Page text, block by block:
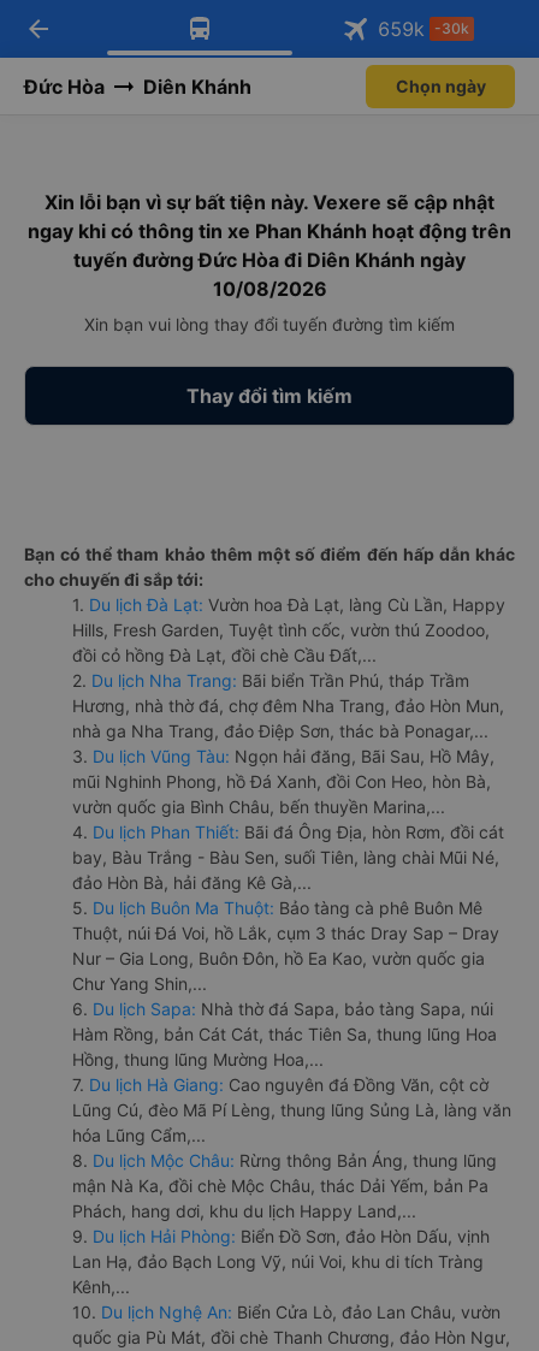
Tải app Vexere ngay!
Nhận ưu đãi thành viên độc
Mở app
Tải app Vexere
-30k/ghế khi đặt vé máy bay qua
Mở app
arrow_back 659k -30k
Đức Hòa Diên Khánh Chọn ngày
Xin lỗi bạn vì sự bất tiện này. Vexere sẽ cập nhật
ngay khi có thông tin xe Phan Khánh hoạt động trên
tuyến đường Đức Hòa đi Diên Khánh ngày
10/08/2026
Xin bạn vui lòng thay đổi tuyến đường tìm kiếm
Thay đổi tìm kiếm
Bạn có thể tham khảo thêm một số điểm đến hấp dẫn khác
cho chuyến đi sắp tới:
1. Du lịch Đà Lạt: Vườn hoa Đà Lạt, làng Cù Lần, Happy
Hills, Fresh Garden, Tuyệt tình cốc, vườn thú Zoodoo,
đồi cỏ hồng Đà Lạt, đồi chè Cầu Đất,...
2. Du lịch Nha Trang: Bãi biển Trần Phú, tháp Trầm
Hương, nhà thờ đá, chợ đêm Nha Trang, đảo Hòn Mun,
nhà ga Nha Trang, đảo Điệp Sơn, thác bà Ponagar,...
3. Du lịch Vũng Tàu: Ngọn hải đăng, Bãi Sau, Hồ Mây,
mũi Nghinh Phong, hồ Đá Xanh, đồi Con Heo, hòn Bà,
vườn quốc gia Bình Châu, bến thuyền Marina,...
4. Du lịch Phan Thiết: Bãi đá Ông Địa, hòn Rơm, đồi cát
bay, Bàu Trắng - Bàu Sen, suối Tiên, làng chài Mũi Né,
đảo Hòn Bà, hải đăng Kê Gà,...
5. Du lịch Buôn Ma Thuột: Bảo tàng cà phê Buôn Mê
Thuột, núi Đá Voi, hồ Lắk, cụm 3 thác Dray Sap – Dray
Nur – Gia Long, Buôn Đôn, hồ Ea Kao, vườn quốc gia
Chư Yang Shin,...
6. Du lịch Sapa: Nhà thờ đá Sapa, bảo tàng Sapa, núi
Hàm Rồng, bản Cát Cát, thác Tiên Sa, thung lũng Hoa
Hồng, thung lũng Mường Hoa,...
7. Du lịch Hà Giang: Cao nguyên đá Đồng Văn, cột cờ
Lũng Cú, đèo Mã Pí Lèng, thung lũng Sủng Là, làng văn
hóa Lũng Cẩm,...
8. Du lịch Mộc Châu: Rừng thông Bản Áng, thung lũng
mận Nà Ka, đồi chè Mộc Châu, thác Dải Yếm, bản Pa
Phách, hang dơi, khu du lịch Happy Land,...
9. Du lịch Hải Phòng: Biển Đồ Sơn, đảo Hòn Dấu, vịnh
Lan Hạ, đảo Bạch Long Vỹ, núi Voi, khu di tích Tràng
Kênh,...
10. Du lịch Nghệ An: Biển Cửa Lò, đảo Lan Châu, vườn
quốc gia Pù Mát, đồi chè Thanh Chương, đảo Hòn Ngư,